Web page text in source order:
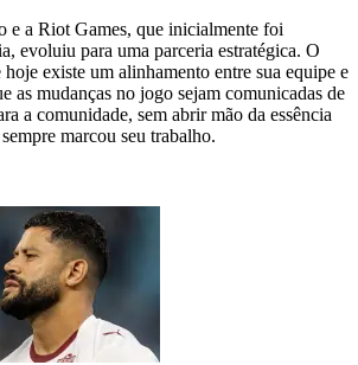
e a Riot Games, que inicialmente foi
evoluiu para uma parceria estratégica. O
hoje existe um alinhamento entre sua equipe e
as mudanças no jogo sejam comunicadas de
a comunidade, sem abrir mão da essência
marcou seu trabalho.